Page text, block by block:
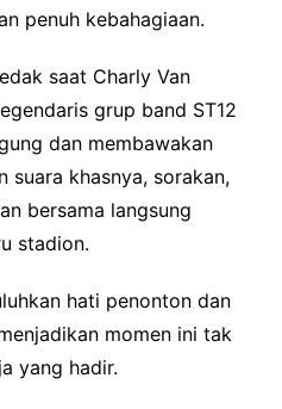
penuh kebahagiaan.
saat Charly Van
grup band ST12
dan membawakan
suara khasnya, sorakan,
bersama langsung
stadion.
hati penonton dan
momen ini tak
yang hadir.